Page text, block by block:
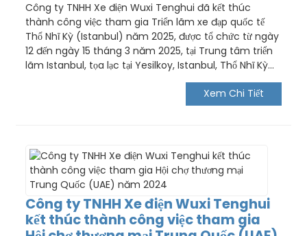
Công ty TNHH Xe điện Wuxi Tenghui đã kết thúc
thành công việc tham gia Triển lãm xe đạp quốc tế
Thổ Nhĩ Kỳ (Istanbul) năm 2025, được tổ chức từ ngày
12 đến ngày 15 tháng 3 năm 2025, tại Trung tâm triển
lãm Istanbul, tọa lạc tại Yesilkoy, Istanbul, Thổ Nhĩ Kỳ...
Xem Chi Tiết
Công ty TNHH Xe điện Wuxi Tenghui
kết thúc thành công việc tham gia